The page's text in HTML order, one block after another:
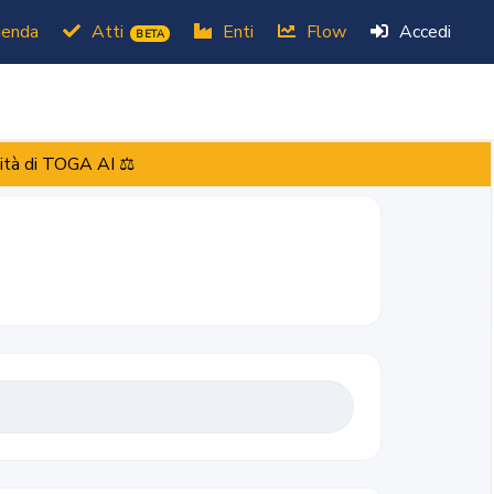
Atti BETA Enti Flow Accedi
di TOGA AI ⚖️